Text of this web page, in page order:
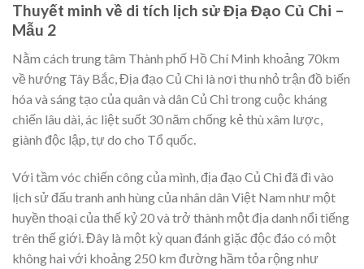
Thuyết minh về di tích lịch sử Địa Đạo Củ Chi –
Mẫu 2
Nằm cách trung tâm Thành phố Hồ Chí Minh khoảng 70km
về hướng Tây Bắc, Địa đạo Củ Chi là nơi thu nhỏ trận đồ biến
hóa và sáng tạo của quân và dân Củ Chi trong cuộc kháng
chiến lâu dài, ác liệt suốt 30 năm chống kẻ thù xâm lược,
giành độc lập, tự do cho Tổ quốc.
Với tầm vóc chiến công của mình, địa đạo Củ Chi đã đi vào
lịch sử đấu tranh anh hùng của nhân dân Việt Nam như một
huyền thoại của thế kỷ 20 và trở thành một địa danh nổi tiếng
trên thế giới. Đây là một kỳ quan đánh giặc độc đáo có một
không hai với khoảng 250 km đường hầm tỏa rộng như